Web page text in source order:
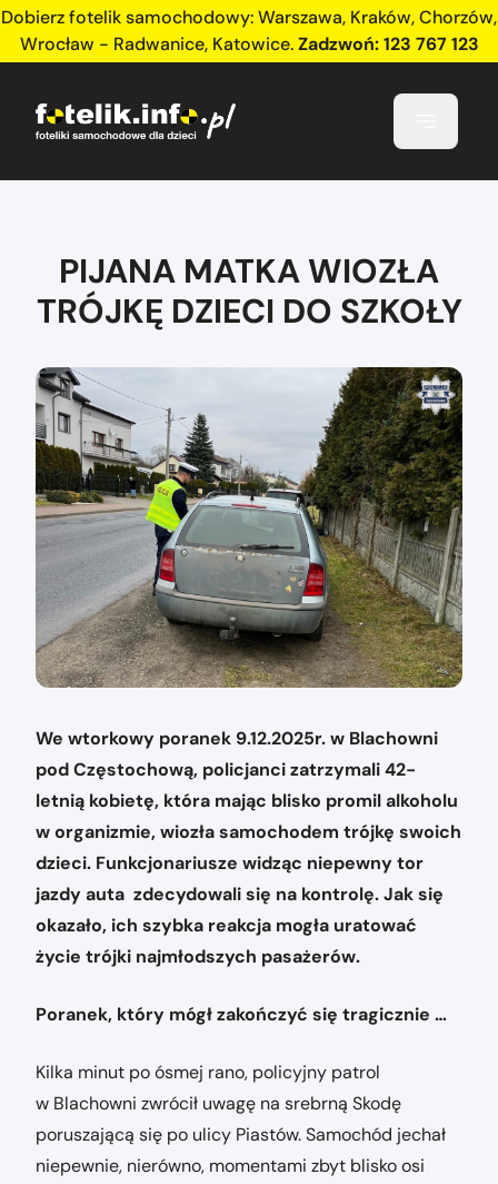
Dobierz fotelik samochodowy:Warszawa, Kraków,Chorzów,
Wrocław - Radwanice, Katowice.Zadzwoń:123 767 123
PIJANA MATKA WIOZŁA
TRÓJKĘ DZIECI DO SZKOŁY
We wtorkowy poranek 9.12.2025r. w Blachowni
pod Częstochową, policjanci zatrzymali 42-
letnią kobietę, która mając blisko promil alkoholu
w organizmie, wiozła samochodem trójkę swoich
dzieci. Funkcjonariusze widząc niepewny tor
jazdy auta zdecydowali się na kontrolę. Jak się
okazało, ich szybka reakcja mogła uratować
życie trójki najmłodszych pasażerów.
Poranek, który mógł zakończyć się tragicznie …
Kilka minut po ósmej rano, policyjny patrol
w Blachowni zwrócił uwagę na srebrną Skodę
poruszającą się po ulicy Piastów. Samochód jechał
niepewnie, nierówno, momentami zbyt blisko osi